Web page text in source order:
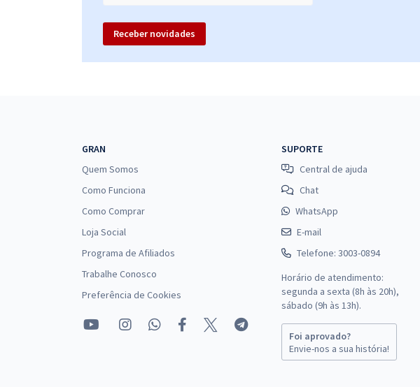
Receber novidades
GRAN
Quem Somos
Como Funciona
Como Comprar
Loja Social
Programa de Afiliados
Trabalhe Conosco
Preferência de Cookies
SUPORTE
Central de ajuda
Chat
WhatsApp
E-mail
Telefone: 3003-0894
Horário de atendimento:
segunda a sexta (8h às 20h),
sábado (9h às 13h).
Foi aprovado?
Envie-nos a sua história!